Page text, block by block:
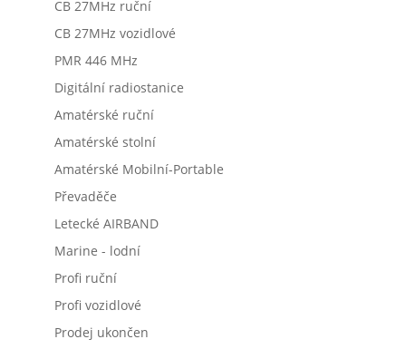
CB 27MHz ruční
CB 27MHz vozidlové
PMR 446 MHz
Digitální radiostanice
Amatérské ruční
Amatérské stolní
Amatérské Mobilní-Portable
Převaděče
Letecké AIRBAND
Marine - lodní
Profi ruční
Profi vozidlové
Prodej ukončen